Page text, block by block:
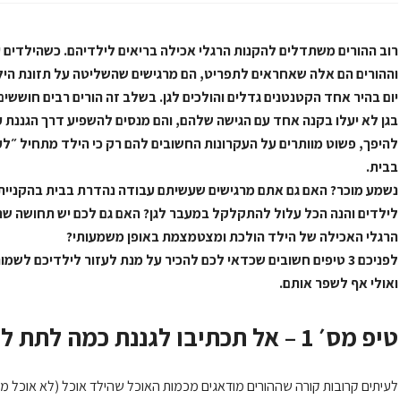
רוב ההורים משתדלים להקנות הרגלי אכילה בריאים לילדיהם.
וההורים הם אלה שאחראים לתפריט, הם מרגישים שהשליטה על תזונת
יום בהיר אחד הקטנטנים גדלים והולכים לגן. בשלב זה הורים רבים
בגן לא יעלו בקנה אחד עם הגישה שלהם, והם מנסים להשפיע דרך הגננת
להיפך, פשוט מוותרים על העקרונות החשובים להם רק כי הילד מתחיל
בבית.
נשמע מוכר? האם גם אתם מרגישים שעשיתם עבודה נהדרת בבית
לילדים והנה הכל עלול להתקלקל במעבר לגן? האם גם לכם יש תחושה
הרגלי האכילה של הילד הולכת ומצטמצמת באופן משמעותי?
לפניכם 3 טיפים חשובים שכדאי לכם להכיר על מנת לעזור לילדיכם לשמור על הרגלי אכילה בריאים
ואולי אף לשפר אותם.
טיפ מס׳ 1 – אל תכתיבו לגננת כמה לתת לילד לאכול
לעיתים קרובות קורה שההורים מודאגים מכמות האוכל שהילד אוכל (לא אוכל